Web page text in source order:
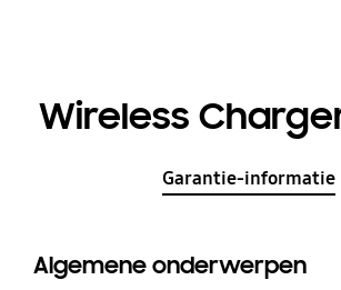
Wireless
Garantie-informatie
Algemene onderwerpen